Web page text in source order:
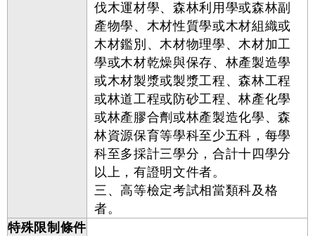
伐木運材學、森林利用學或森林副
產物學、木材性質學或木材組織或
木材鑑別、木材物理學、木材加工
學或木材乾燥與保存、林產製造學
或木材製漿或製漿工程、森林工程
或林道工程或防砂工程、林產化學
或林產膠合劑或林產製造化學、森
林資源保育等學科至少五科，每學
科至多採計三學分，合計十四學分
以上，有證明文件者。
三、高等檢定考試相當類科及格
者。
特殊限制條件